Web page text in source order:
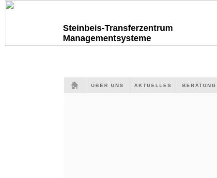
Steinbeis-Transferzentrum
Managementsysteme
ÜBER UNS AKTUELLES